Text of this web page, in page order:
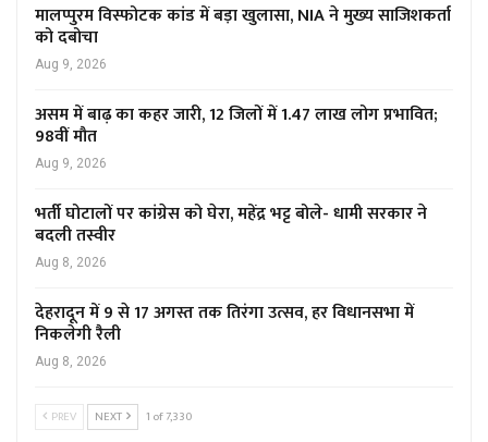
मालप्पुरम विस्फोटक कांड में बड़ा खुलासा, NIA ने मुख्य साजिशकर्ता
को दबोचा
Aug 9, 2026
असम में बाढ़ का कहर जारी, 12 जिलों में 1.47 लाख लोग प्रभावित;
98वीं मौत
Aug 9, 2026
भर्ती घोटालों पर कांग्रेस को घेरा, महेंद्र भट्ट बोले- धामी सरकार ने
बदली तस्वीर
Aug 8, 2026
देहरादून में 9 से 17 अगस्त तक तिरंगा उत्सव, हर विधानसभा में
निकलेगी रैली
Aug 8, 2026
PREV NEXT 1 of 7,330